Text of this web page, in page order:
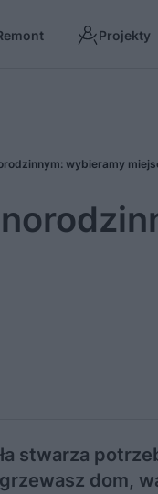
Projekty
wybieramy
stwarza
dom,